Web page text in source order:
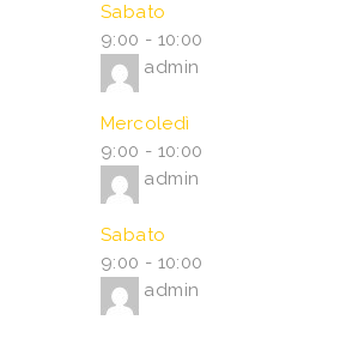
REGOLAMENTO
RINNOVA ONLINE
Sabato
9:00 - 10:00
admin
Mercoledì
9:00 - 10:00
admin
Sabato
9:00 - 10:00
admin